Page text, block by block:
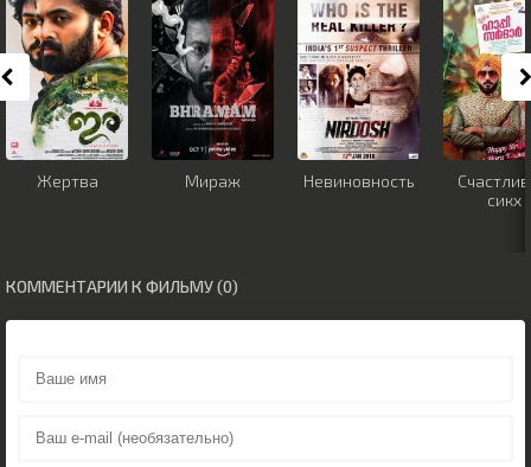
Жертва Мираж Невиновность
сикх
КОММЕНТАРИИ К ФИЛЬМУ (0)